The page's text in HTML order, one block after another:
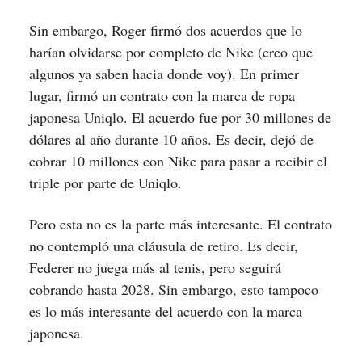
Sin embargo, Roger firmó dos acuerdos que lo
harían olvidarse por completo de Nike (creo que
algunos ya saben hacia donde voy). En primer
lugar, firmó un contrato con la marca de ropa
japonesa Uniqlo. El acuerdo fue por 30 millones de
dólares al año durante 10 años. Es decir, dejó de
cobrar 10 millones con Nike para pasar a recibir el
triple por parte de Uniqlo.
Pero esta no es la parte más interesante. El contrato
no contempló una cláusula de retiro. Es decir,
Federer no juega más al tenis, pero seguirá
cobrando hasta 2028. Sin embargo, esto tampoco
es lo más interesante del acuerdo con la marca
japonesa.